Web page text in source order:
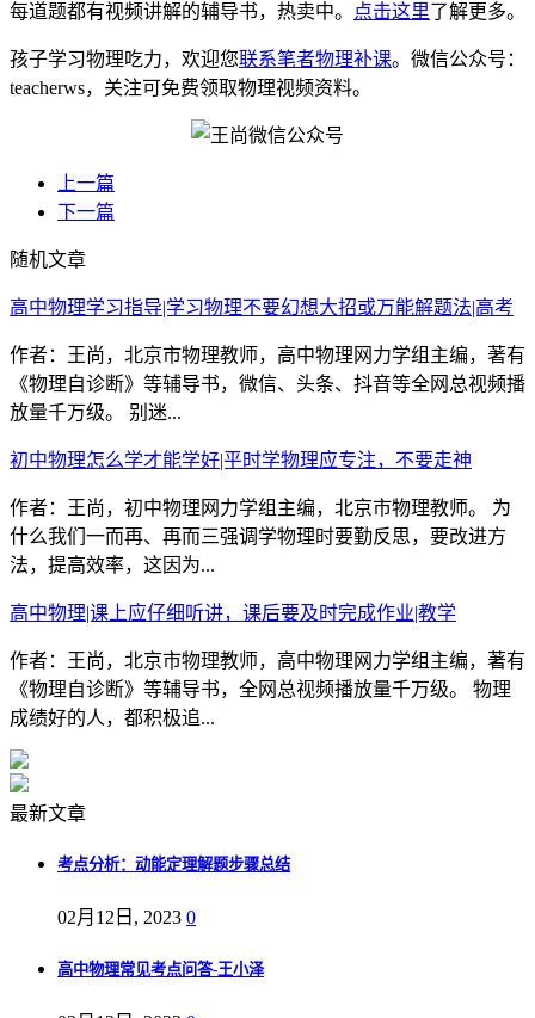
每道题都有视频讲解的辅导书，热卖中。
点击这里了解更多。
孩子学习物理吃力，欢迎您联系笔者物理补课。微信公众号：
teacherws，关注可免费领取物理视频资料。
上一篇
下一篇
随机文章
高中物理学习指导|学习物理不要幻想大招或万能解题法|高考
作者：王尚，北京市物理教师，高中物理网力学组主编，著有
《物理自诊断》等辅导书，微信、头条、抖音等全网总视频播
放量千万级。 别迷...
初中物理怎么学才能学好|平时学物理应专注，不要走神
作者：王尚，初中物理网力学组主编，北京市物理教师。 为
什么我们一而再、再而三强调学物理时要勤反思，要改进方
法，提高效率，这因为...
高中物理|课上应仔细听讲，课后要及时完成作业|教学
作者：王尚，北京市物理教师，高中物理网力学组主编，著有
《物理自诊断》等辅导书，全网总视频播放量千万级。 物理
成绩好的人，都积极追...
最新文章
考点分析：动能定理解题步骤总结
02月12日, 2023 0
高中物理常见考点问答-王小泽